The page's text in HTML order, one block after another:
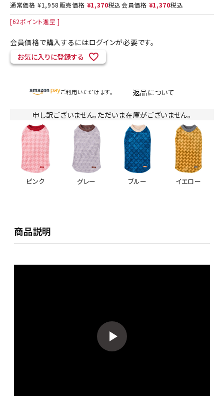
通常価格 ¥1,958 販売価格 ¥1,370税込会員価格 ¥1,370税込
[62ポイント進呈 ]
会員価格で購入するにはログインが必要です。
お気に入りに登録する
ご利用いただけます。 返品について
申し訳ございません。ただいま在庫がございません。
ピンク グレー ブルー イエロー
商品説明